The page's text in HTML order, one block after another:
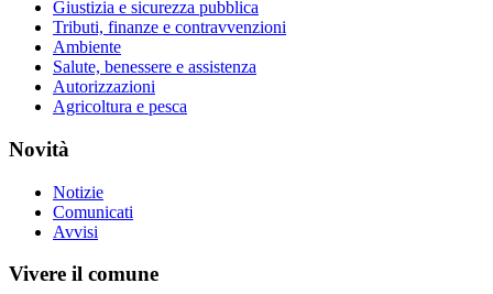
Giustizia e sicurezza pubblica
Tributi, finanze e contravvenzioni
Ambiente
Salute, benessere e assistenza
Autorizzazioni
Agricoltura e pesca
Novità
Notizie
Comunicati
Avvisi
Vivere il comune